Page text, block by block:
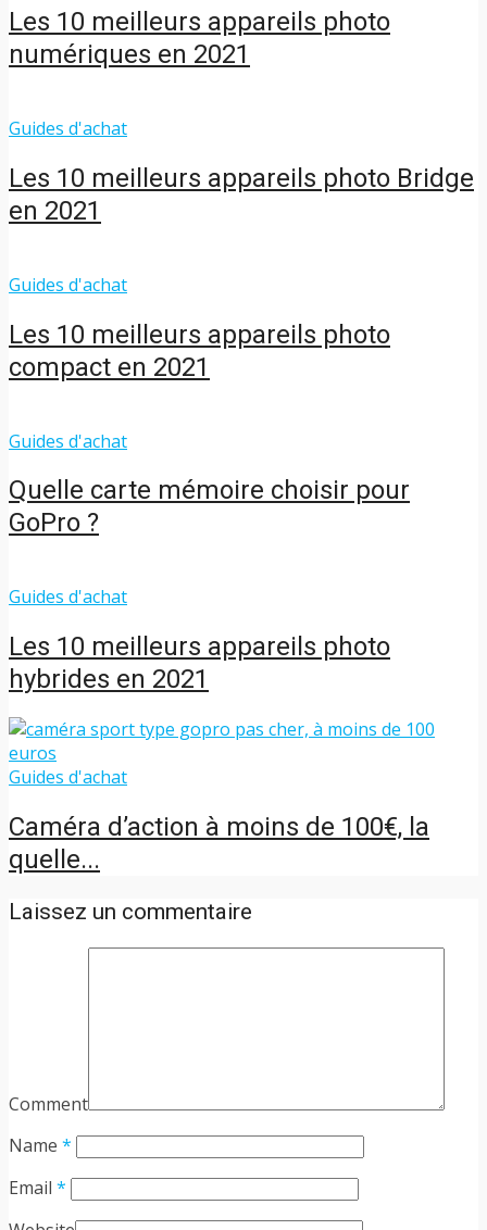
Les 10 meilleurs appareils photo
numériques en 2021
Guides d'achat
Les 10 meilleurs appareils photo Bridge
en 2021
Guides d'achat
Les 10 meilleurs appareils photo
compact en 2021
Guides d'achat
Quelle carte mémoire choisir pour
GoPro ?
Guides d'achat
Les 10 meilleurs appareils photo
hybrides en 2021
Guides d'achat
Caméra d’action à moins de 100€, la
quelle...
Laissez un commentaire
Comment
Name *
Email *